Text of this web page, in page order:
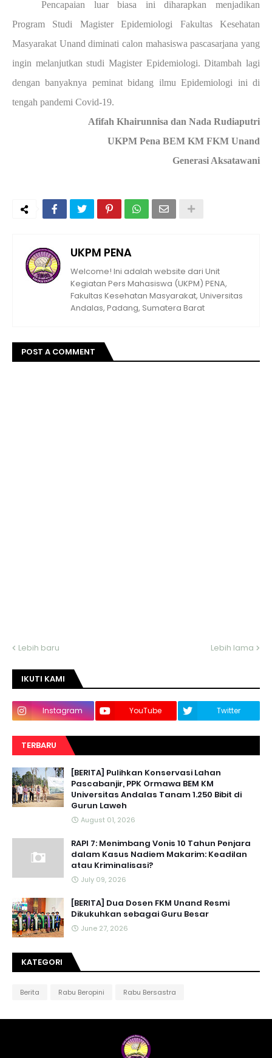
Pencapaian luar biasa ini diharapkan menjadikan
Program Studi Magister Epidemiologi Fakultas Kesehatan
Masyarakat Unand diminati calon mahasiswa pascasarjana yang
ingin melanjutkan studi Magister Epidemiologi. Ditambah lagi
dengan banyaknya peminat bidang ilmu Epidemiologi ini di
tengah pandemi Covid-19.
Afifah Khairunnisa dan Nada Rudiaputri
UKPM Pena BEM KM FKM Unand
Generasi Aksatawani
UKPM PENA
Welcome! Ini adalah website dari Unit
Kegiatan Pers Mahasiswa (UKPM) PENA,
Fakultas Kesehatan Masyarakat, Universitas
Andalas, Padang, Sumatera Barat
POST A COMMENT
Lebih baru Lebih lama
IKUTI KAMI
Instagram YouTube Twitter
TERBARU
[BERITA] Pulihkan Konservasi Lahan
Pascabanjir, PPK Ormawa BEM KM
Universitas Andalas Tanam 1.250 Bibit di
Gurun Laweh
August 01, 2026
RAPI 7: Menimbang Vonis 10 Tahun Penjara
dalam Kasus Nadiem Makarim: Keadilan
atau Kriminalisasi?
July 09, 2026
[BERITA] Dua Dosen FKM Unand Resmi
Dikukuhkan sebagai Guru Besar
June 27, 2026
KATEGORI
Berita Rabu Beropini Rabu Bersastra